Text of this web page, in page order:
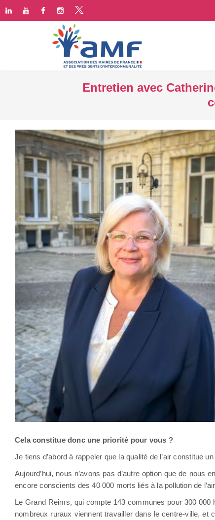
Entretien avec
Cela constitue donc une priorité pour vous ?
Je tiens d’abord à rappeler que la qualité de l’air constitue
Aujourd’hui, nous n’avons pas d’autre option que de
encore conscients des 40 000 morts liés à la pollution de
Le Grand Reims, qui compte 143 communes pour 300
nombreux ruraux viennent travailler dans le centre-ville, et